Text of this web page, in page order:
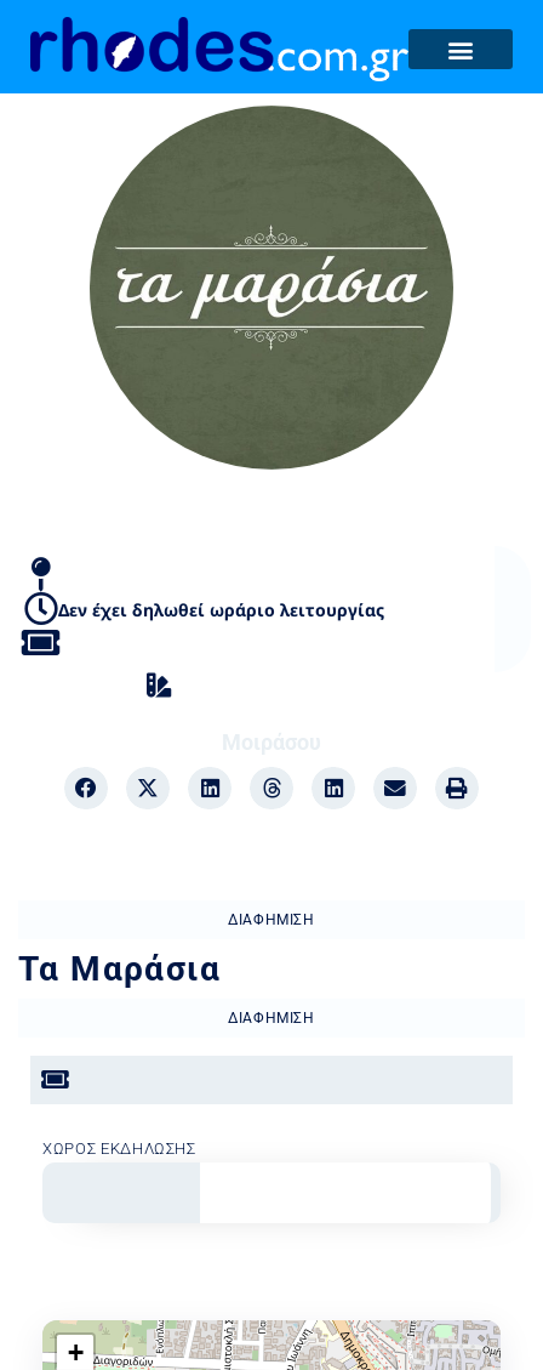
Δεν έχει δηλωθεί ωράριο λειτουργίας
ΔΙΑΦΉΜΙΣΗ
Τα Μαράσια
ΔΙΑΦΉΜΙΣΗ
ΧΏΡΟΣ ΕΚΔΉΛΩΣΗΣ
+